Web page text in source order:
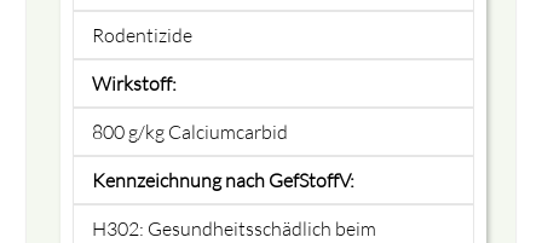
Rodentizide
Wirkstoff:
800 g/kg Calciumcarbid
Kennzeichnung nach GefStoffV:
H302: Gesundheitsschädlich beim